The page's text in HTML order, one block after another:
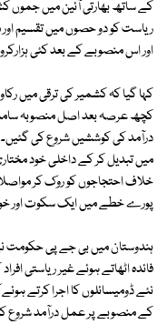
کے ساتھ بھارتی آئین میں
ریاست کو دو حصوں میں تقسیم اور
اور اس منصوبے کے بعد کئی
کہا گیا کہ کشمیر کی ترقی میں
کچھ عرصہ بعد اصل منصوبہ
درآمد کی کوششیں شروع کی گئیں۔
میں تبدیل کر کے داخلی خود
خلاف احتجاجوں کو روک کر
پورے خطے میں ایک سکوت اور
ہندوستان میں بی جے پی
فائدہ اٹھاتے ہوئے غیر ریاستی
نئے ڈومیسائلوں کا اجرا کرتے
کے منصوبے پر عمل درآمد شروع